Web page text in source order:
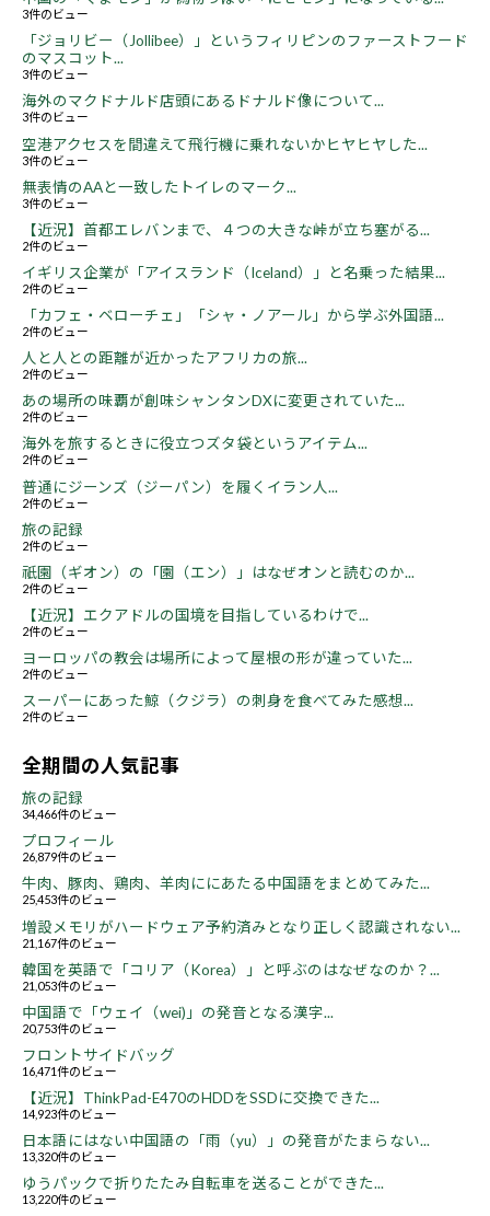
3件のビュー
「ジョリビー（Jollibee）」というフィリピンのファーストフード
のマスコット...
3件のビュー
海外のマクドナルド店頭にあるドナルド像について...
3件のビュー
空港アクセスを間違えて飛行機に乗れないかヒヤヒヤした...
3件のビュー
無表情のAAと一致したトイレのマーク...
3件のビュー
【近況】首都エレバンまで、４つの大きな峠が立ち塞がる...
2件のビュー
イギリス企業が「アイスランド（Iceland）」と名乗った結果...
2件のビュー
「カフェ・ベローチェ」「シャ・ノアール」から学ぶ外国語...
2件のビュー
人と人との距離が近かったアフリカの旅...
2件のビュー
あの場所の味覇が創味シャンタンDXに変更されていた...
2件のビュー
海外を旅するときに役立つズタ袋というアイテム...
2件のビュー
普通にジーンズ（ジーパン）を履くイラン人...
2件のビュー
旅の記録
2件のビュー
祇園（ギオン）の「園（エン）」はなぜオンと読むのか...
2件のビュー
【近況】エクアドルの国境を目指しているわけで...
2件のビュー
ヨーロッパの教会は場所によって屋根の形が違っていた...
2件のビュー
スーパーにあった鯨（クジラ）の刺身を食べてみた感想...
2件のビュー
全期間の人気記事
旅の記録
34,466件のビュー
プロフィール
26,879件のビュー
牛肉、豚肉、鶏肉、羊肉ににあたる中国語をまとめてみた...
25,453件のビュー
増設メモリがハードウェア予約済みとなり正しく認識されない...
21,167件のビュー
韓国を英語で「コリア（Korea）」と呼ぶのはなぜなのか？...
21,053件のビュー
中国語で「ウェイ（wei)」の発音となる漢字...
20,753件のビュー
フロントサイドバッグ
16,471件のビュー
【近況】ThinkPad-E470のHDDをSSDに交換できた...
14,923件のビュー
日本語にはない中国語の「雨（yu）」の発音がたまらない...
13,320件のビュー
ゆうパックで折りたたみ自転車を送ることができた...
13,220件のビュー